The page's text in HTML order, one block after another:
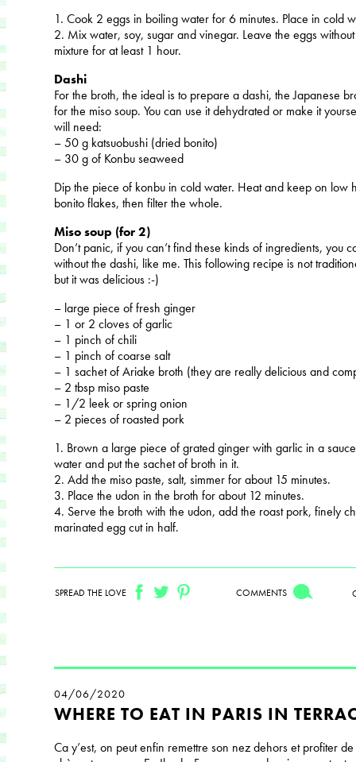
1. Cook 2 eggs in boiling water for 6 minutes. Place in cold
2. Mix water, soy, sugar and vinegar. Leave the eggs
mixture for at least 1 hour.
Dashi
For the broth, the ideal is to prepare a dashi, the Japanese
for the miso soup. You can use it dehydrated or make it
will need:
– 50 g katsuobushi (dried bonito)
– 30 g of Konbu seaweed
Dip the piece of konbu in cold water. Heat and keep on low
bonito flakes, then filter the whole.
Miso soup (for 2)
Don’t panic, if you can’t find these kinds of ingredients, you
without the dashi, like me. This following recipe is not
but it was delicious :-)
– large piece of fresh ginger
– 1 or 2 cloves of garlic
– 1 pinch of chili
– 1 pinch of coarse salt
– 1 sachet of Ariake broth (they are really delicious and
– 2 tbsp miso paste
– 1/2 leek or spring onion
– 2 pieces of roasted pork
1. Brown a large piece of grated ginger with garlic in a
water and put the sachet of broth in it.
2. Add the miso paste, salt, simmer for about 15 minutes.
3. Place the udon in the broth for about 12 minutes.
4. Serve the broth with the udon, add the roast pork, finely
marinated egg cut in half.
SPREAD THE LOVE COMMENTS
04/06/2020
WHERE TO EAT IN PARIS IN
Ca y’est, on peut enfin remettre son nez dehors et profiter